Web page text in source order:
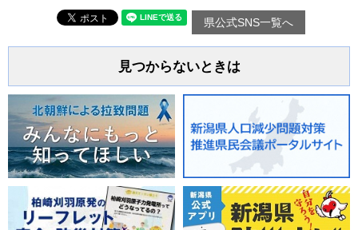
県公式SNS一覧へ
見つからないときは